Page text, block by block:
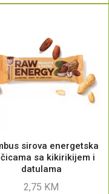
sirova energetska
sa kikirikijem i
datulama
2,75 KM